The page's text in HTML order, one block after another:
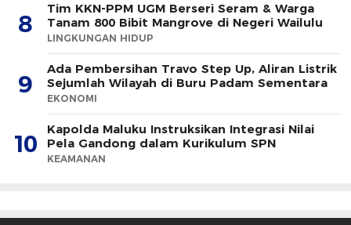
8
Tim KKN-PPM UGM Berseri Seram & Warga
Tanam 800 Bibit Mangrove di Negeri Wailulu
LINGKUNGAN HIDUP
9
Ada Pembersihan Travo Step Up, Aliran Listrik
Sejumlah Wilayah di Buru Padam Sementara
EKONOMI
10
Kapolda Maluku Instruksikan Integrasi Nilai
Pela Gandong dalam Kurikulum SPN
KEAMANAN